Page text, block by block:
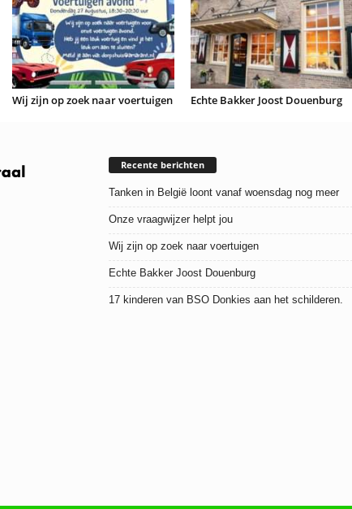
Wij zijn op zoek naar voertuigen Echte Bakker Joost Douenburg
Recente berichten
Tanken in België loont vanaf woensdag nog meer
Onze vraagwijzer helpt jou
Wij zijn op zoek naar voertuigen
Echte Bakker Joost Douenburg
17 kinderen van BSO Donkies aan het schilderen.